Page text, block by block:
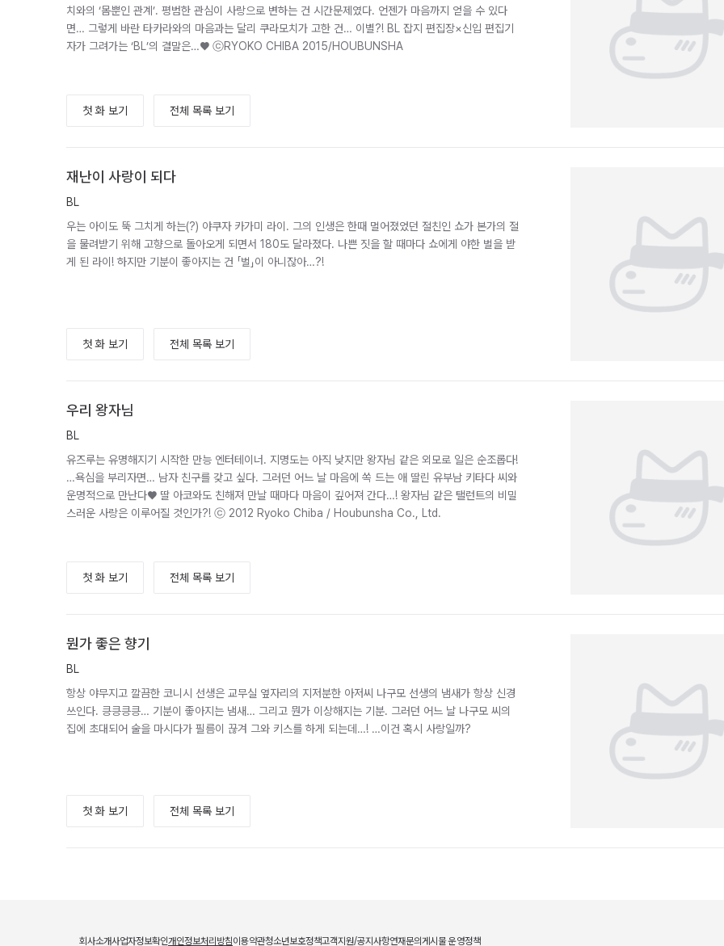
치와의 ‘몸뿐인 관계’. 평범한 관심이 사랑으로 변하는 건 시간문제였다. 언젠가 마음까지 얻을 수 있다
면… 그렇게 바란 타카라와의 마음과는 달리 쿠라모치가 고한 건… 이별?! BL 잡지 편집장×신입 편집기
자가 그려가는 ‘BL’의 결말은…♥ ⓒRYOKO CHIBA 2015/HOUBUNSHA
첫 화 보기 전체 목록 보기
재난이 사랑이 되다
BL
우는 아이도 뚝 그치게 하는(?) 야쿠자 카가미 라이. 그의 인생은 한때 멀어졌었던 절친인 쇼가 본가의 절
을 물려받기 위해 고향으로 돌아오게 되면서 180도 달라졌다. 나쁜 짓을 할 때마다 쇼에게 야한 벌을 받
게 된 라이! 하지만 기분이 좋아지는 건 「벌」이 아니잖아…?!
첫 화 보기 전체 목록 보기
우리 왕자님
BL
유즈루는 유명해지기 시작한 만능 엔터테이너. 지명도는 아직 낮지만 왕자님 같은 외모로 일은 순조롭다!
…욕심을 부리자면… 남자 친구를 갖고 싶다. 그러던 어느 날 마음에 쏙 드는 애 딸린 유부남 키타다 씨와
운명적으로 만난다♥ 딸 아코와도 친해져 만날 때마다 마음이 깊어져 간다…! 왕자님 같은 탤런트의 비밀
스러운 사랑은 이루어질 것인가?! ⓒ 2012 Ryoko Chiba / Houbunsha Co., Ltd.
첫 화 보기 전체 목록 보기
뭔가 좋은 향기
BL
항상 야무지고 깔끔한 코니시 선생은 교무실 옆자리의 지저분한 아저씨 나구모 선생의 냄새가 항상 신경
쓰인다. 킁킁킁킁… 기분이 좋아지는 냄새… 그리고 뭔가 이상해지는 기분. 그러던 어느 날 나구모 씨의
집에 초대되어 술을 마시다가 필름이 끊겨 그와 키스를 하게 되는데…! …이건 혹시 사랑일까?
첫 화 보기 전체 목록 보기
회사소개사업자정보확인개인정보처리방침이용약관청소년보호정책고객지원/공지사항연재문의게시물 운영정책